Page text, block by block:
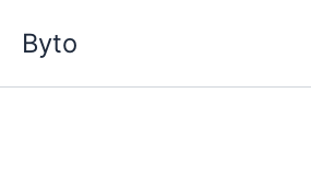
contenuto
Byto